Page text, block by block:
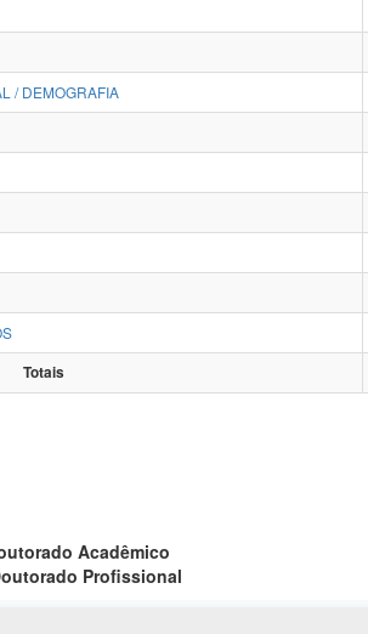
/ DEMOGRAFIA
Totais
Acadêmico
Profissional